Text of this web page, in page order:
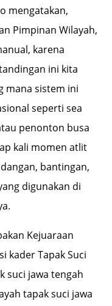
mengatakan,
Pimpinan Wilayah,
karena
ini kita
mana sistem ini
seperti sea
penonton busa
kali momen atlit
bantingan,
digunakan di
Kejuaraan
kader Tapak Suci
suci jawa tengah
tapak suci jawa